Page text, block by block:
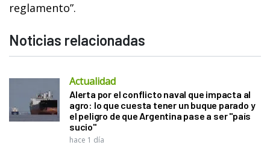
reglamento”.
Noticias relacionadas
Actualidad
Alerta por el conflicto naval que impacta al
agro: lo que cuesta tener un buque parado y
el peligro de que Argentina pase a ser "país
sucio"
hace 1 día